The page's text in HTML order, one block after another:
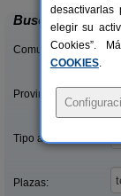
Buscar
Comunidades:
Provincias/Islas:
Tipo alquiler:
Plazas:
desactivarlas
elegir su
Cookies”.
COOKIES.